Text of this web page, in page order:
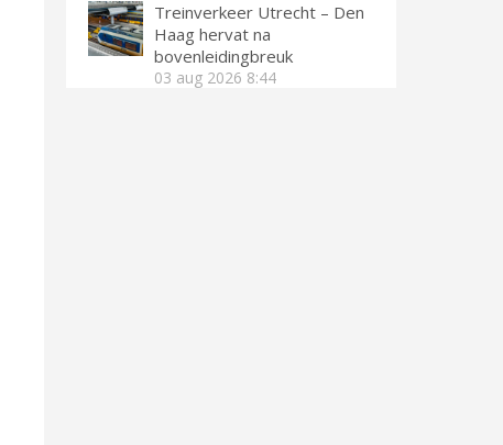
Treinverkeer Utrecht – Den
Haag hervat na
bovenleidingbreuk
03 aug 2026 8:44